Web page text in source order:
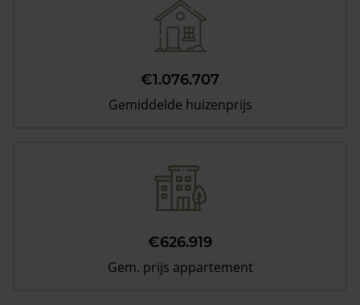
€1.076.707
Gemiddelde huizenprijs
€626.919
Gem. prijs appartement